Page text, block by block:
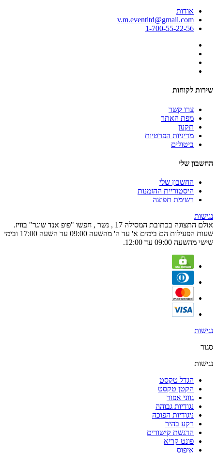
אודות
v.m.eventltd@gmail.com
1-700-55-22-56
שירות לקוחות
צרו קשר
מפת האתר
תקנון
מדיניות הפרטיות
ביטולים
החשבון שלי
החשבון שלי
היסטוריית ההזמנות
רשימת תפוצה
נגישות
אולם התצוגה בכתובת המסילה 17 , נשר , חפשו "פופ אנד שוגר" בוויז.
שעות הפעילות הם בימים א' עד ה' מהשעה 09:00 עד השעה 17:00 ובימי
שישי מהשעה 09:00 עד 12:00.
נגישות
סגור
נגישות
הגדל טקסט
הקטן טקסט
גווני אפור
נגודיות גבוהה
ניגודיות הפוכה
רקע בהיר
הדגשת קישורים
פונט קריא
איפוס